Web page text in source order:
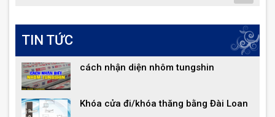
TIN TỨC
cách nhận diện nhôm tungshin
Khóa cửa đi/khóa thăng bằng Đài Loan